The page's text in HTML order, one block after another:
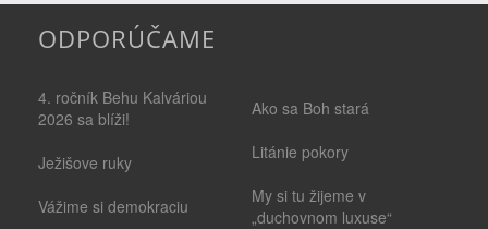
ODPORÚČAME
4. ročník Behu Kalváriou
2026 sa blíži!
Ježišove ruky
Vážime si demokraciu
Ako sa Boh stará
Litánie pokory
My si tu žijeme v
„duchovnom luxuse“